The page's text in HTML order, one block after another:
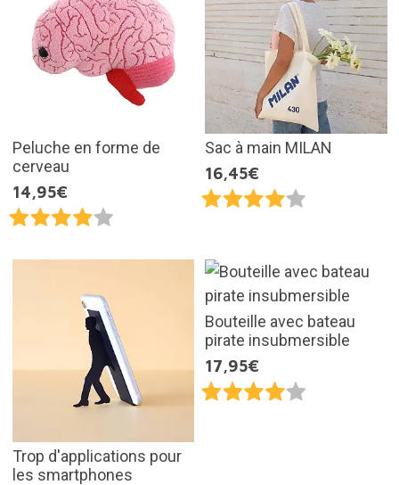
Peluche en forme de
cerveau
14,95€
Sac à main MILAN
16,45€
Trop d'applications pour
les smartphones
Bouteille avec bateau
pirate insubmersible
17,95€